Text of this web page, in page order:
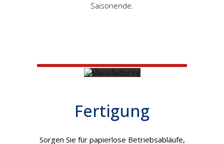
Saisonende.
Fertigung
Sorgen Sie für papierlose Betriebsabläufe,